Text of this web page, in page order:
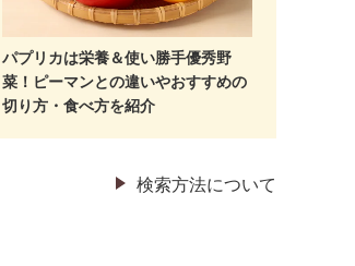
パプリカは栄養＆使い勝手優秀野
菜！ピーマンとの違いやおすすめの
切り方・食べ方を紹介
検索方法について